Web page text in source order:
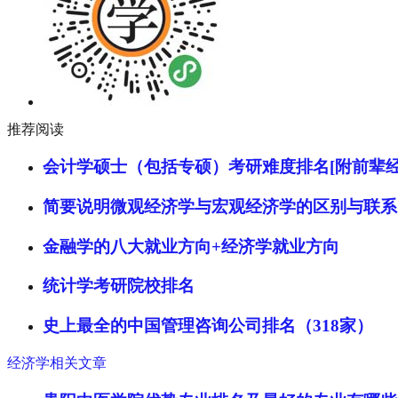
推荐阅读
会计学硕士（包括专硕）考研难度排名[附前辈
简要说明微观经济学与宏观经济学的区别与联系
金融学的八大就业方向+经济学就业方向
统计学考研院校排名
史上最全的中国管理咨询公司排名（318家）
经济学相关文章